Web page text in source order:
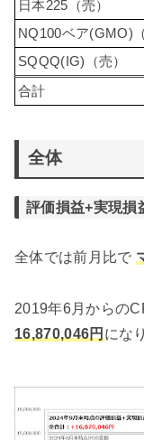
日本225（売）
NQ100ベア(GMO)（
SQQQ(IG)（売）
合計
全体
評価損益+実現損
全体では前月比で
2019年6月からの
16,870,046円 にな